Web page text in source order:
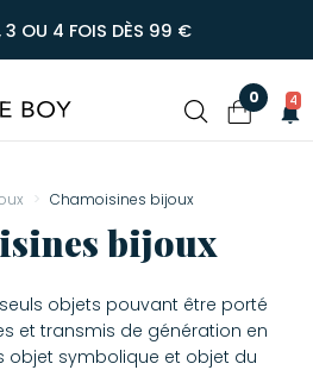
3 OU 4 FOIS DÈS 99 €
0 4
Chamoisines bijoux
bijoux
objets pouvant être porté
et transmis de génération en
objet symbolique et objet du